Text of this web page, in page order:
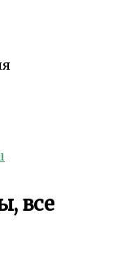
все